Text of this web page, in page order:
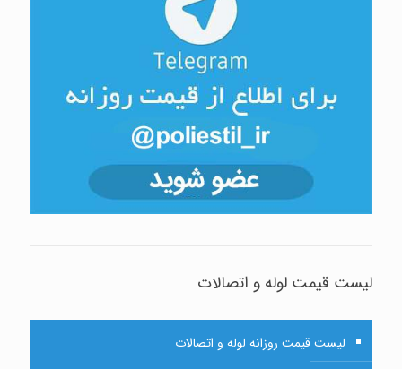
لیست قیمت لوله و اتصالات
لیست قیمت روزانه لوله و اتصالات